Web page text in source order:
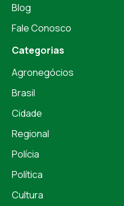
Blog
Fale Conosco
Categorias
Agronegócios
Brasil
Cidade
Regional
Polícia
Política
Cultura